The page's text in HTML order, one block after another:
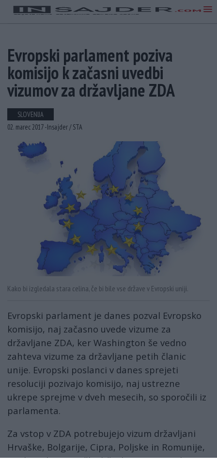
Evropski parlament poziva
komisijo k začasni uvedbi
vizumov za državljane ZDA
SLOVENIJA
02. marec 2017 -Insajder /STA
Kako bi izgledala stara celina, če bi bile vse države v Evropski uniji.
Evropski parlament je danes pozval Evropsko
komisijo, naj začasno uvede vizume za
državljane ZDA, ker Washington še vedno
zahteva vizume za državljane petih članic
unije. Evropski poslanci v danes sprejeti
resoluciji pozivajo komisijo, naj ustrezne
ukrepe sprejme v dveh mesecih, so sporočili iz
parlamenta.
Za vstop v ZDA potrebujejo vizum državljani
Hrvaške, Bolgarije, Cipra, Poljske in Romunije,
medtem ko ameriški državljani ne potrebujejo